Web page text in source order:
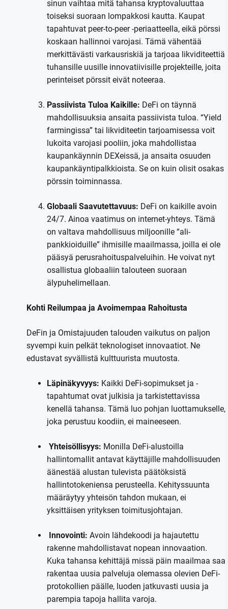
sinun vaihtaa mitä tahansa kryptovaluuttaa
toiseksi suoraan lompakkosi kautta. Kaupat
tapahtuvat peer-to-peer -periaatteella, eikä pörssi
koskaan hallinnoi varojasi. Tämä vähentää
merkittävästi varkausriskiä ja tarjoaa likviditeettiä
tuhansille uusille innovatiivisille projekteille, joita
perinteiset pörssit eivät noteeraa.
Passiivista Tuloa Kaikille: DeFi on täynnä
mahdollisuuksia ansaita passiivista tuloa. “Yield
farmingissa” tai likviditeetin tarjoamisessa voit
lukoita varojasi pooliin, joka mahdollistaa
kaupankäynnin DEXeissä, ja ansaita osuuden
kaupankäyntipalkkioista. Se on kuin olisit osakas
pörssin toiminnassa.
Globaali Saavutettavuus: DeFi on kaikille avoin
24/7. Ainoa vaatimus on internet-yhteys. Tämä
on valtava mahdollisuus miljoonille “ali-
pankkioiduille” ihmisille maailmassa, joilla ei ole
pääsyä perusrahoituspalveluihin. He voivat nyt
osallistua globaaliin talouteen suoraan
älypuhelimellaan.
Kohti Reilumpaa ja Avoimempaa Rahoitusta
DeFin ja Omistajuuden talouden vaikutus on paljon
syvempi kuin pelkät teknologiset innovaatiot. Ne
edustavat syvällistä kulttuurista muutosta.
Läpinäkyvyys: Kaikki DeFi-sopimukset ja -
tapahtumat ovat julkisia ja tarkistettavissa
kenellä tahansa. Tämä luo pohjan luottamukselle,
joka perustuu koodiin, ei maineeseen.
Yhteisöllisyys: Monilla DeFi-alustoilla
hallintomallit antavat käyttäjille mahdollisuuden
äänestää alustan tulevista päätöksistä
hallintotokeniensa perusteella. Kehityssuunta
määräytyy yhteisön tahdon mukaan, ei
yksittäisen yrityksen toimitusjohtajan.
Innovointi: Avoin lähdekoodi ja hajautettu
rakenne mahdollistavat nopean innovaation.
Kuka tahansa kehittäjä missä päin maailmaa saa
rakentaa uusia palveluja olemassa olevien DeFi-
protokollien päälle, luoden jatkuvasti uusia ja
parempia tapoja hallita varoja.